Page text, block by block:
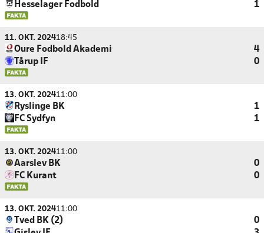
Hesselager Fodbold
1
11. OKT. 202418:45
Oure Fodbold Akademi
4
Tårup IF
0
13. OKT. 202411:00
Ryslinge BK
1
FC Sydfyn
1
13. OKT. 202411:00
Aarslev BK
0
FC Kurant
0
13. OKT. 202411:00
Tved BK (2)
0